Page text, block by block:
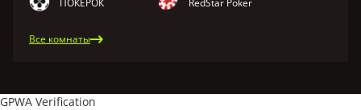
ПОКЕРОК RedStar Poker
Все комнаты
GPWA Verification